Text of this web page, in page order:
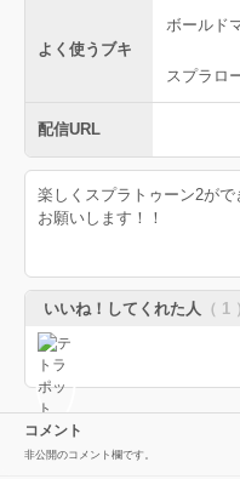
よく使うブキ
ボールド
スプラロ
配信URL
楽しくスプラトゥーン2が
お願いします！！
いいね！してくれた人 （ 1
コメント
非公開のコメント欄です。